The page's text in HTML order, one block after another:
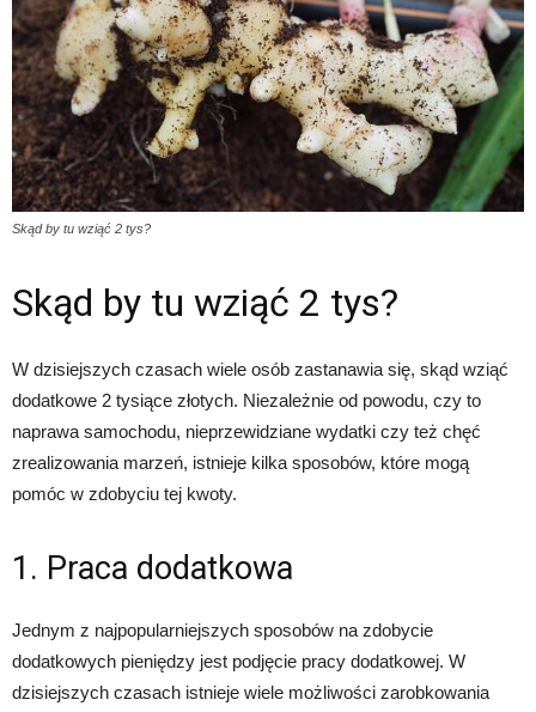
Skąd by tu wziąć 2 tys?
Skąd by tu wziąć 2 tys?
W dzisiejszych czasach wiele osób zastanawia się, skąd wziąć
dodatkowe 2 tysiące złotych. Niezależnie od powodu, czy to
naprawa samochodu, nieprzewidziane wydatki czy też chęć
zrealizowania marzeń, istnieje kilka sposobów, które mogą
pomóc w zdobyciu tej kwoty.
1. Praca dodatkowa
Jednym z najpopularniejszych sposobów na zdobycie
dodatkowych pieniędzy jest podjęcie pracy dodatkowej. W
dzisiejszych czasach istnieje wiele możliwości zarobkowania